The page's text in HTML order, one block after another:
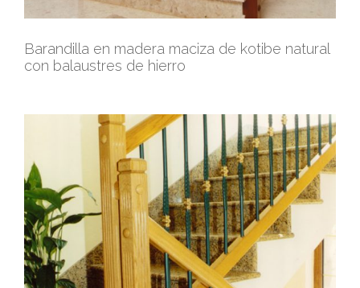
Barandilla en madera maciza de kotibe natural
con balaustres de hierro